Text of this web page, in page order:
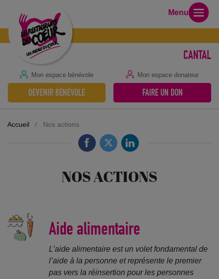
CANTAL
Mon espace bénévole Mon espace donateur
DEVENIR BÉNÉVOLE FAIRE UN DON
Menu
Accueil / Nos actions
NOS ACTIONS
Aide alimentaire
L’aide alimentaire est un volet fondamental de
l’aide à la personne et représente le premier
pas vers la réinsertion pour les personnes